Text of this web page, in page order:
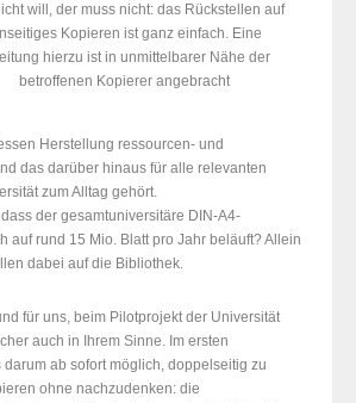
will, der muss nicht: das Rückstellen auf
Kopieren ist ganz einfach. Eine
hierzu ist in unmittelbarer Nähe der
betroffenen Kopierer angebracht
Herstellung ressourcen- und
das darüber hinaus für alle relevanten
zum Alltag gehört.
der gesamtuniversitäre DIN-A4-
auf rund 15 Mio. Blatt pro Jahr beläuft? Allein
dabei auf die Bibliothek.
für uns, beim Pilotprojekt der Universität
auch in Ihrem Sinne. Im ersten
ab sofort möglich, doppelseitig zu
ohne nachzudenken: die